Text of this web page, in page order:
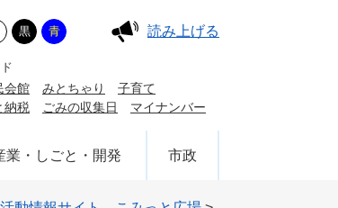
黒 青 読み上げる
会館 みとちゃり
子育て
納税
ごみの収集日 マイナンバー
業・しごと・開発 市政